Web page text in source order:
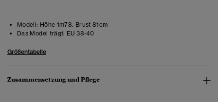
Modell: Höhe 1m78. Brust 81cm
Das Model trägt: EU 38-40
Größentabelle
Zusammensetzung und Pflege